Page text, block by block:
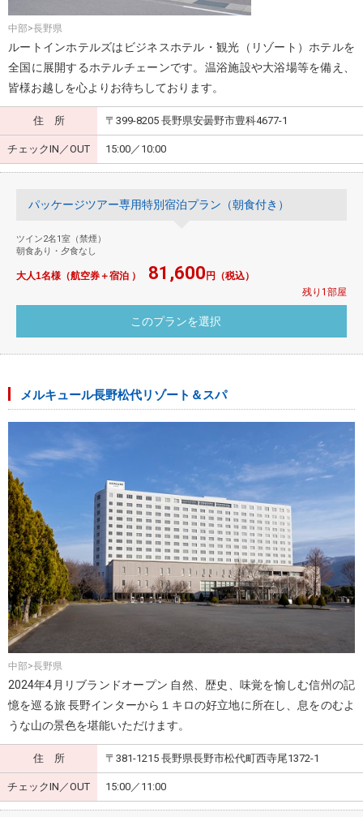
中部>長野県
ルートインホテルズはビジネスホテル・観光（リゾート）ホテルを
全国に展開するホテルチェーンです。温浴施設や大浴場等を備え、
皆様お越しを心よりお待ちしております。
住 所 〒399-8205 長野県安曇野市豊科4677-1
チェックIN／OUT 15:00／10:00
パッケージツアー専用特別宿泊プラン（朝食付き）
ツイン2名1室（禁煙）
朝食あり・夕食なし
大人1名様（航空券＋宿泊 ） 81,600円（税込）
残り1部屋
メルキュール長野松代リゾート＆スパ
中部>長野県
2024年4月リブランドオープン 自然、歴史、味覚を愉しむ信州の記
憶を巡る旅 長野インターから１キロの好立地に所在し、息をのむよ
うな山の景色を堪能いただけます。
住 所 〒381-1215 長野県長野市松代町西寺尾1372-1
チェックIN／OUT 15:00／11:00